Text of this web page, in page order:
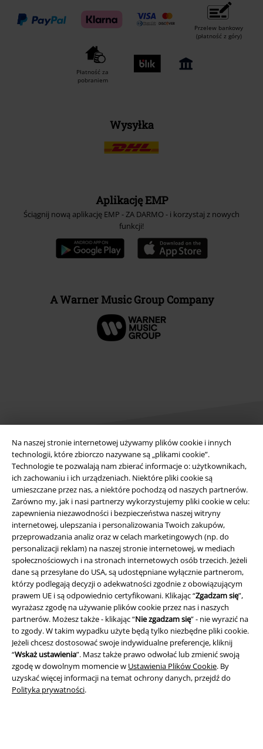
Na naszej stronie internetowej używamy plików cookie i innych
technologii, które zbiorczo nazywane są „plikami cookie”.
Technologie te pozwalają nam zbierać informacje o: użytkownikach,
ich zachowaniu i ich urządzeniach. Niektóre pliki cookie są
umieszczane przez nas, a niektóre pochodzą od naszych partnerów.
Zarówno my, jak i nasi partnerzy wykorzystujemy pliki cookie w celu:
zapewnienia niezawodności i bezpieczeństwa naszej witryny
internetowej, ulepszania i personalizowania Twoich zakupów,
przeprowadzania analiz oraz w celach marketingowych (np. do
personalizacji reklam) na naszej stronie internetowej, w mediach
społecznościowych i na stronach internetowych osób trzecich. Jeżeli
dane są przesyłane do USA, są udostępniane wyłącznie partnerom,
którzy podlegają decyzji o adekwatności zgodnie z obowiązującym
prawem UE i są odpowiednio certyfikowani. Klikając “Zgadzam się”,
wyrażasz zgodę na używanie plików cookie przez nas i naszych
partnerów. Możesz także - klikając “Nie zgadzam się” - nie wyrazić na
to zgody. W takim wypadku użyte będą tylko niezbędne pliki cookie.
Jeżeli chcesz dostosować swoje indywidualne preferencje, kliknij
“Wskaż ustawienia”. Masz także prawo odwołać lub zmienić swoją
zgodę w dowolnym momencie w Ustawienia Plików Cookie. By
uzyskać więcej informacji na temat ochrony danych, przejdź do
Polityka prywatności.
Przelew bankowy
(płatność z góry)
Płatność za
pobraniem
Wysyłka
Aplikację EMP
Ściągnij nową aplikację EMP - ZA DARMO - i korzystaj z nowych
funkcji!
A Warner Music Group Company
Informacje prawne
Regulamin
Dane firmy
Polityka prywatności
Unieszkodliwianie odpadów i ochrona środowiska
Deklaracja Zgodności
Informacje dotyczące dostępności
Ustawienia Plików Cookie
Skorzystaj z prawa do odstąpienia od umowy